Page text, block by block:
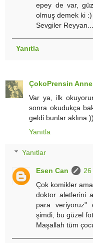
epey de var,
olmuş demek ki :)
Sevgiler Reyyan...
Yanıtla
ÇokoPrensin
Var ya, ilk
sonra okudukça
geldi bunlar
Yanıtla
Yanıtlar
Esen Can
26
Çok komikler
doktor aletlerini
para veriyoruz"
şimdi, bu güzel
Maşallah tüm